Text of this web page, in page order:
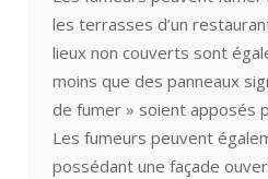
les terrasses d’un
lieux non couverts sont
moins que des panneaux
de fumer » soient apposés
Les fumeurs peuvent
possédant une façade